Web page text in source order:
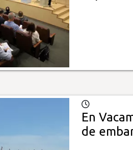
En
de